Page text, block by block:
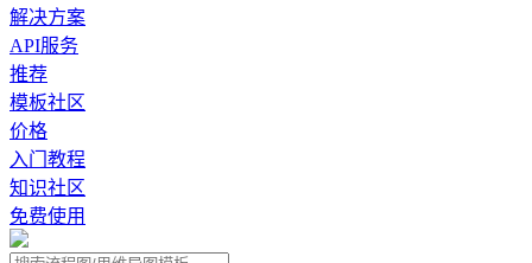
解决方案
API服务
推荐
模板社区
价格
入门教程
知识社区
免费使用